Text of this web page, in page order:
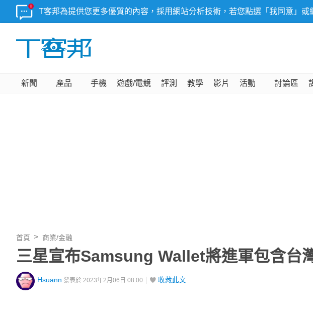
T客邦為提供您更多優質的內容，採用網站分析技術，若您點選「我同意」
新聞 產品 手機 遊戲/電競 評測 教學 影片 活動 討論區
首頁 商業/金融
三星宣布Samsung Wallet將進軍包含台
Hsuann 發表於 2023年2月06日 08:00 收藏此文